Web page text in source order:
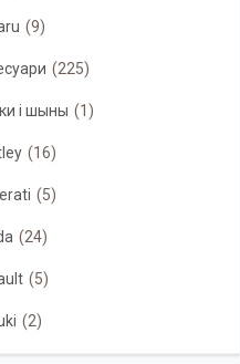
9
225
і шыны 1
16
5
24
5
2